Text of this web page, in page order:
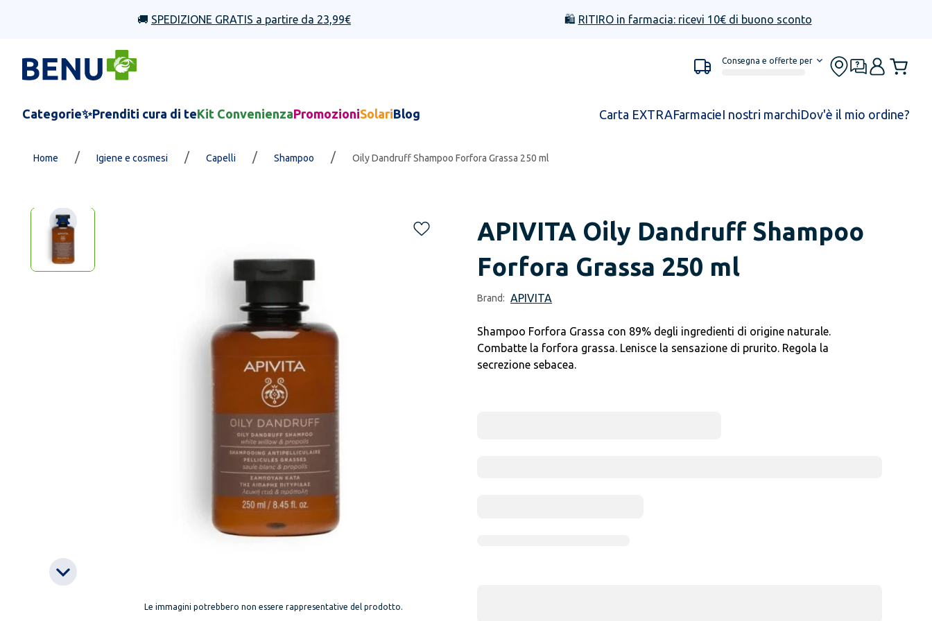
🚚 SPEDIZIONE GRATIS a partire da 23,99€ 🛍️ RITIRO in farmacia: ricevi 10€ di buono sconto
Consegna e offerte per
Categorie✨Prenditi cura di teKit ConvenienzaPromozioniSolariBlog Carta EXTRAFarmacieI nostri marchiDov'è il mio ordine?
Home / Igiene e cosmesi / Capelli / Shampoo / Oily Dandruff Shampoo Forfora Grassa 250 ml
Le immagini potrebbero non essere rappresentative del prodotto.
APIVITA Oily Dandruff Shampoo
Forfora Grassa 250 ml
Brand: APIVITA
Shampoo Forfora Grassa con 89% degli ingredienti di origine naturale.
Combatte la forfora grassa. Lenisce la sensazione di prurito. Regola la
secrezione sebacea.